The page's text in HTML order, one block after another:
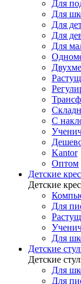
Для
Для
Для
Для
Для
С
Kantor
Оптом
Детские
Детские
Для
Для
Детские
Детские
Для
Для